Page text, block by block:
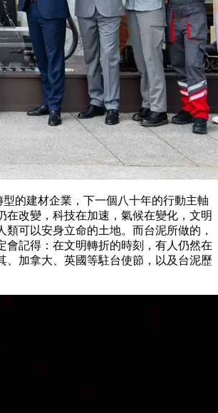
型的建材企業，下一個八十年的行動主軸
改變，科技在加速，氣候在變化，文明
可以安身立命的土地。而台泥所做的，
記得：在文明轉折的時刻，有人仍然在
加拿大、英國等駐台使節，以及台泥歷